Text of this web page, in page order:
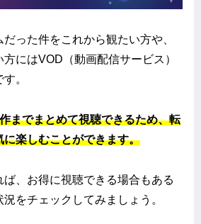
った件をこれから観たい方や、
にはVOD（動画配信サービス）
。
までまとめて視聴できるため、転
に楽しむことができます。
、お得に視聴できる場合もある
をチェックしてみましょう。